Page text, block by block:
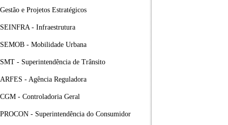
Gestão e Projetos Estratégicos
SEINFRA - Infraestrutura
SEMOB - Mobilidade Urbana
SMT - Superintendência de Trânsito
ARFES - Agência Reguladora
CGM - Controladoria Geral
PROCON - Superintendência do Consumidor